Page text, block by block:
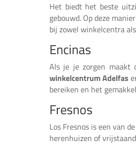
Het biedt het beste
gebouwd. Op deze
bij zowel winkelcentra
Encinas
Als je je zorgen
winkelcentrum Adelfas
bereiken en het
Fresnos
Los Fresnos is een van
herenhuizen of